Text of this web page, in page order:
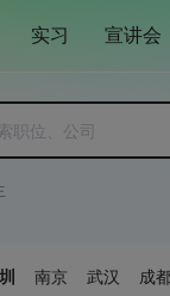
实习 宣讲会
南京 武汉 成